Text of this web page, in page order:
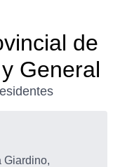
de
General
Giardino,